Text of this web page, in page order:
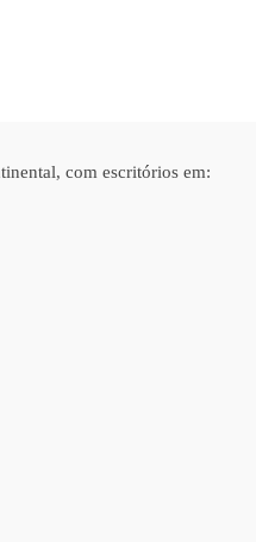
com escritórios em: